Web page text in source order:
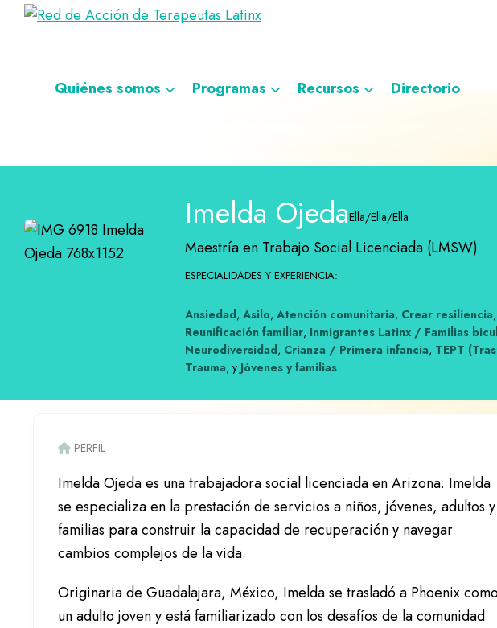
Saltar
navegación
principal
Saltar
Saltar
navegación
Terapeutas
terapeutas
Quiénes somos
Programas Recursos Directorio
Imelda OjedaElla/Ella/Ella
Maestría en Trabajo Social Licenciada (LMSW)
ESPECIALIDADES Y EXPERIENCIA:
Ansiedad, Asilo, Atención comunitaria, Crear resiliencia,
Reunificación familiar, Inmigrantes Latinx / Familias
Neurodiversidad, Crianza / Primera infancia, TEPT
Trauma, y Jóvenes y familias.
PERFIL
Imelda Ojeda es una trabajadora social licenciada en Arizona. Imelda
se especializa en la prestación de servicios a niños, jóvenes, adultos y
familias para construir la capacidad de recuperación y navegar
cambios complejos de la vida.
Originaria de Guadalajara, México, Imelda se trasladó a Phoenix
un adulto joven y está familiarizado con los desafíos de la comunidad